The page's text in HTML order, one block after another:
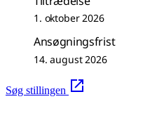
1. oktober 2026
Ansøgningsfrist
14. august 2026
Søg stillingen